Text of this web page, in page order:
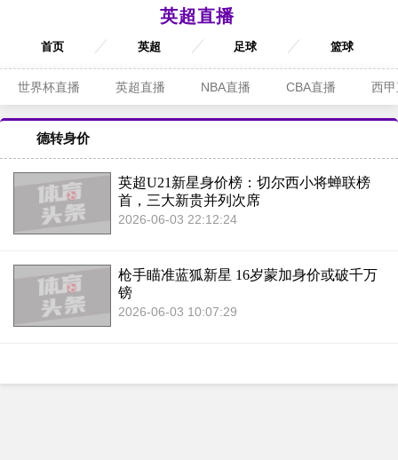
英超直播
首页 英超 足球 篮球
世界杯直播 英超直播 NBA直播 CBA直播 西
德转身价
英超U21新星身价榜：切尔西小将蝉联榜
首，三大新贵并列次席
2026-06-03 22:12:24
枪手瞄准蓝狐新星 16岁蒙加身价或破千万
镑
2026-06-03 10:07:29